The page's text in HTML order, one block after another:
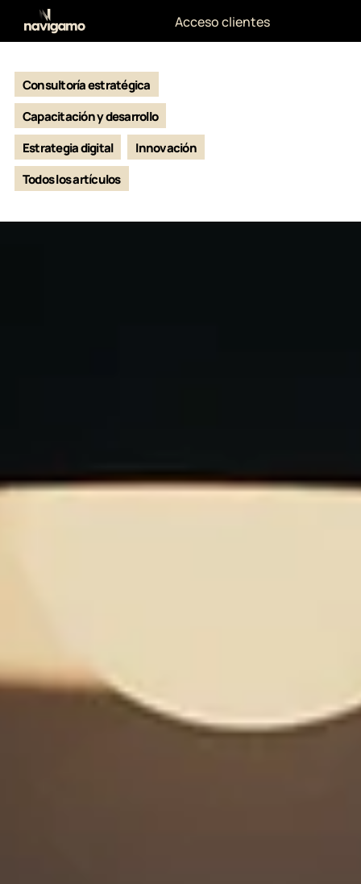
Acceso clientes
Consultoría estratégica
Capacitación y desarrollo
Estrategia digital
Innovación
Todos los artículos